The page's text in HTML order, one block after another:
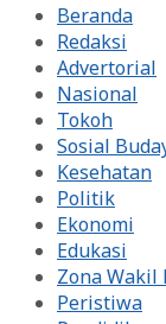
Beranda
Redaksi
Advertorial
Nasional
Tokoh
Sosial
Kesehatan
Politik
Ekonomi
Edukasi
Zona Wakil
Peristiwa